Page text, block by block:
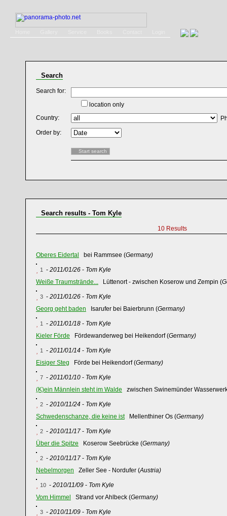
Search
Search for:
location only
Country:
Order by:
Search results - Tom Kyle
10 Results
Oberes Eidertal bei Rammsee (Germany)
1 - 2011/01/26 - Tom Kyle
Weiße Traumstrände... Lüttenort - zwischen Koserow und Zempin (
3 - 2011/01/26 - Tom Kyle
Georg geht baden Isarufer bei Baierbrunn (Germany)
1 - 2011/01/18 - Tom Kyle
Kieler Förde Fördewanderweg bei Heikendorf (Germany)
1 - 2011/01/14 - Tom Kyle
Eisiger Steg Förde bei Heikendorf (Germany)
7 - 2011/01/10 - Tom Kyle
(K)ein Männlein steht im Walde zwischen Swinemünder
2 - 2010/11/24 - Tom Kyle
Schwedenschanze, die keine istMellenthiner Os (Germany)
2 - 2010/11/17 - Tom Kyle
Über die Spitze Koserow Seebrücke (Germany)
2 - 2010/11/17 - Tom Kyle
Nebelmorgen Zeller See - Nordufer (Austria)
10 - 2010/11/09 - Tom Kyle
Vom Himmel
Strand vor Ahlbeck (Germany)
3 - 2010/11/09 - Tom Kyle